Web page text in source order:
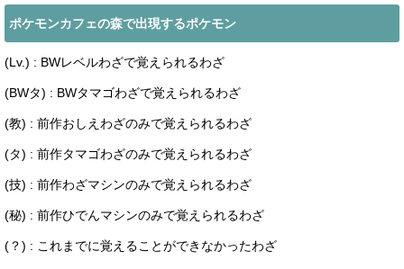
ポケモンカフェの森で出現するポケモン
(Lv.) : BWレベルわざで覚えられるわざ
(BWタ) : BWタマゴわざで覚えられるわざ
(教) : 前作おしえわざのみで覚えられるわざ
(タ) : 前作タマゴわざのみで覚えられるわざ
(技) : 前作わざマシンのみで覚えられるわざ
(秘) : 前作ひでんマシンのみで覚えられるわざ
(？) : これまでに覚えることができなかったわざ